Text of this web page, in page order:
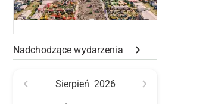
Nadchodzące wydarzenia
Sierpień 2026